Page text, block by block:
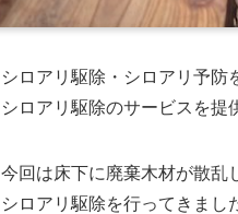
シロアリ駆除・シロアリ予
シロアリ駆除のサービスを提
今回は床下に廃棄木材が散乱
シロアリ駆除を行ってきまし